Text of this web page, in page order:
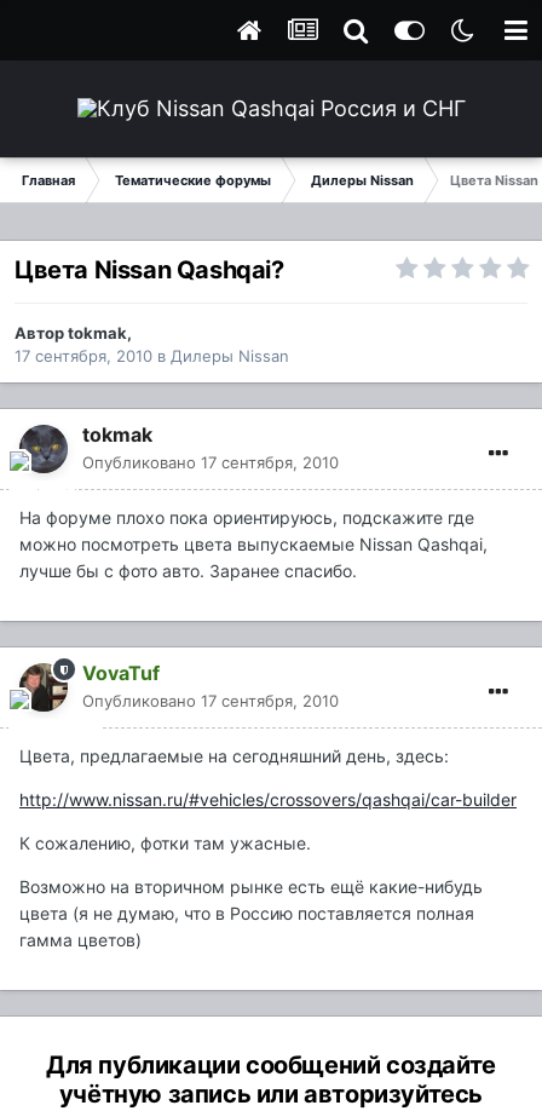
Главная Тематические форумы Дилеры Nissan Цвета Nissan
Цвета Nissan Qashqai?
Авторtokmak,
17 сентября, 2010 в Дилеры Nissan
tokmak
Опубликовано 17 сентября, 2010
На форуме плохо пока ориентируюсь, подскажите где
можно посмотреть цвета выпускаемые Nissan Qashqai,
лучше бы с фото авто. Заранее спасибо.
VovaTuf
Опубликовано 17 сентября, 2010
Цвета, предлагаемые на сегодняшний день, здесь:
http://www.nissan.ru/#vehicles/crossovers/qashqai/car-builder
К сожалению, фотки там ужасные.
Возможно на вторичном рынке есть ещё какие-нибудь
цвета (я не думаю, что в Россию поставляется полная
гамма цветов)
Для публикации сообщений создайте
учётную запись или авторизуйтесь